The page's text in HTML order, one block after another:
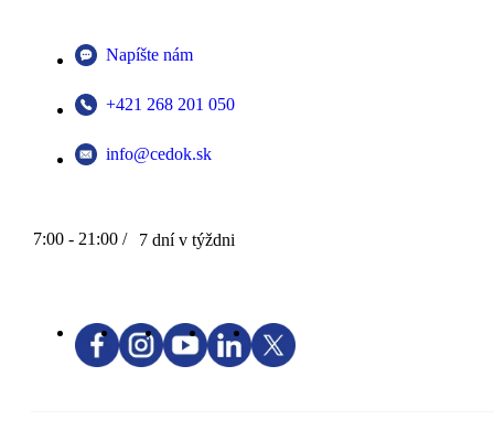
Napíšte nám
+421 268 201 050
info@cedok.sk
7:00 - 21:00 / 7 dní v týždni